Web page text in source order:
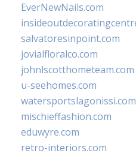
EverNewNails.com
salvatoresinpoint.com
jovialfloralco.com
johnlscotthometeam.com
u-seehomes.com
watersportslagonissi.com
mischieffashion.com
eduwyre.com
retro-interiors.com